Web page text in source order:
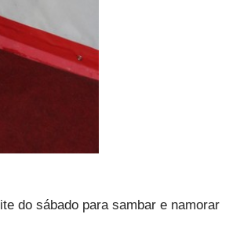
do sábado para sambar e namorar